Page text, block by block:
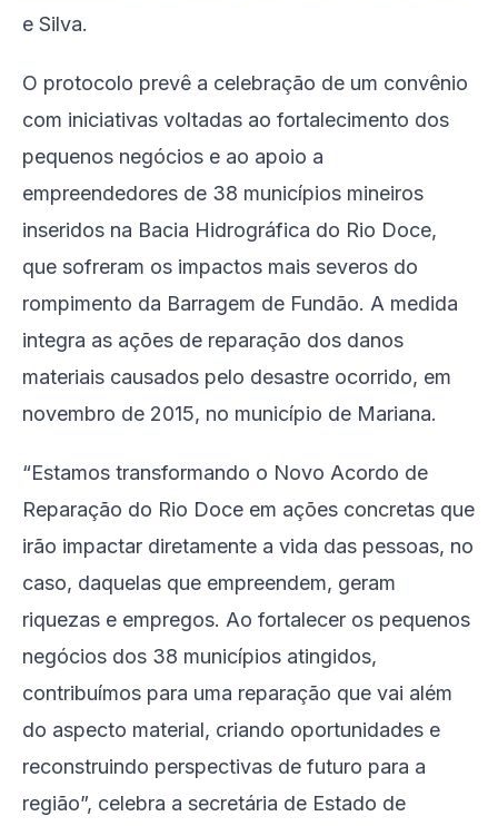
e Silva.
O protocolo prevê a celebração de um convênio
com iniciativas voltadas ao fortalecimento dos
pequenos negócios e ao apoio a
empreendedores de 38 municípios mineiros
inseridos na Bacia Hidrográfica do Rio Doce,
que sofreram os impactos mais severos do
rompimento da Barragem de Fundão. A medida
integra as ações de reparação dos danos
materiais causados pelo desastre ocorrido, em
novembro de 2015, no município de Mariana.
“Estamos transformando o Novo Acordo de
Reparação do Rio Doce em ações concretas que
irão impactar diretamente a vida das pessoas, no
caso, daquelas que empreendem, geram
riquezas e empregos. Ao fortalecer os pequenos
negócios dos 38 municípios atingidos,
contribuímos para uma reparação que vai além
do aspecto material, criando oportunidades e
reconstruindo perspectivas de futuro para a
região”, celebra a secretária de Estado de